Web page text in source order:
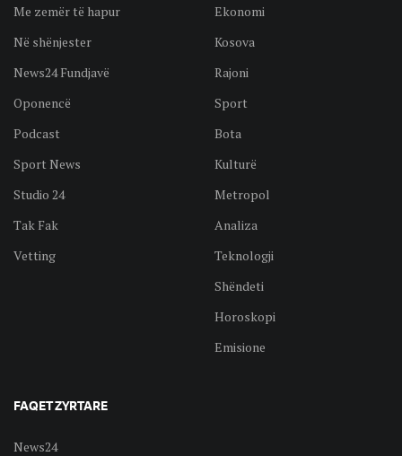
Me zemër të hapur
Në shënjester
News24 Fundjavë
Oponencë
Podcast
Sport News
Studio 24
Tak Fak
Vetting
Ekonomi
Kosova
Rajoni
Sport
Bota
Kulturë
Metropol
Analiza
Teknologji
Shëndeti
Horoskopi
Emisione
FAQET ZYRTARE
News24